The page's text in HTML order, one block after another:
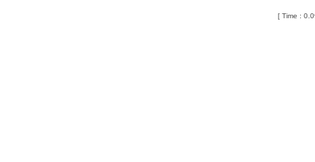
[ Time :